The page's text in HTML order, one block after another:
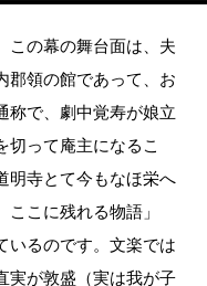
この幕の舞台面は、夫
郡領の館であって、お
称で、劇中覚寿が娘立
切って庵主になるこ
明寺とて今もなほ栄へ
こに残れる物語」
いるのです。文楽では
実が敦盛（実は我が子